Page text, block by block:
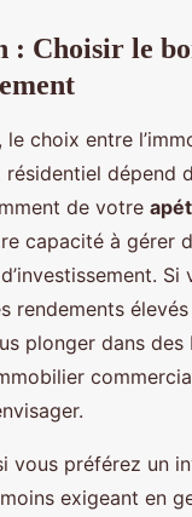
: Choisir le
le choix entre
dépend
de votre
capacité à gérer
Si
rendements
plonger dans des
vous préférez un
exigeant en